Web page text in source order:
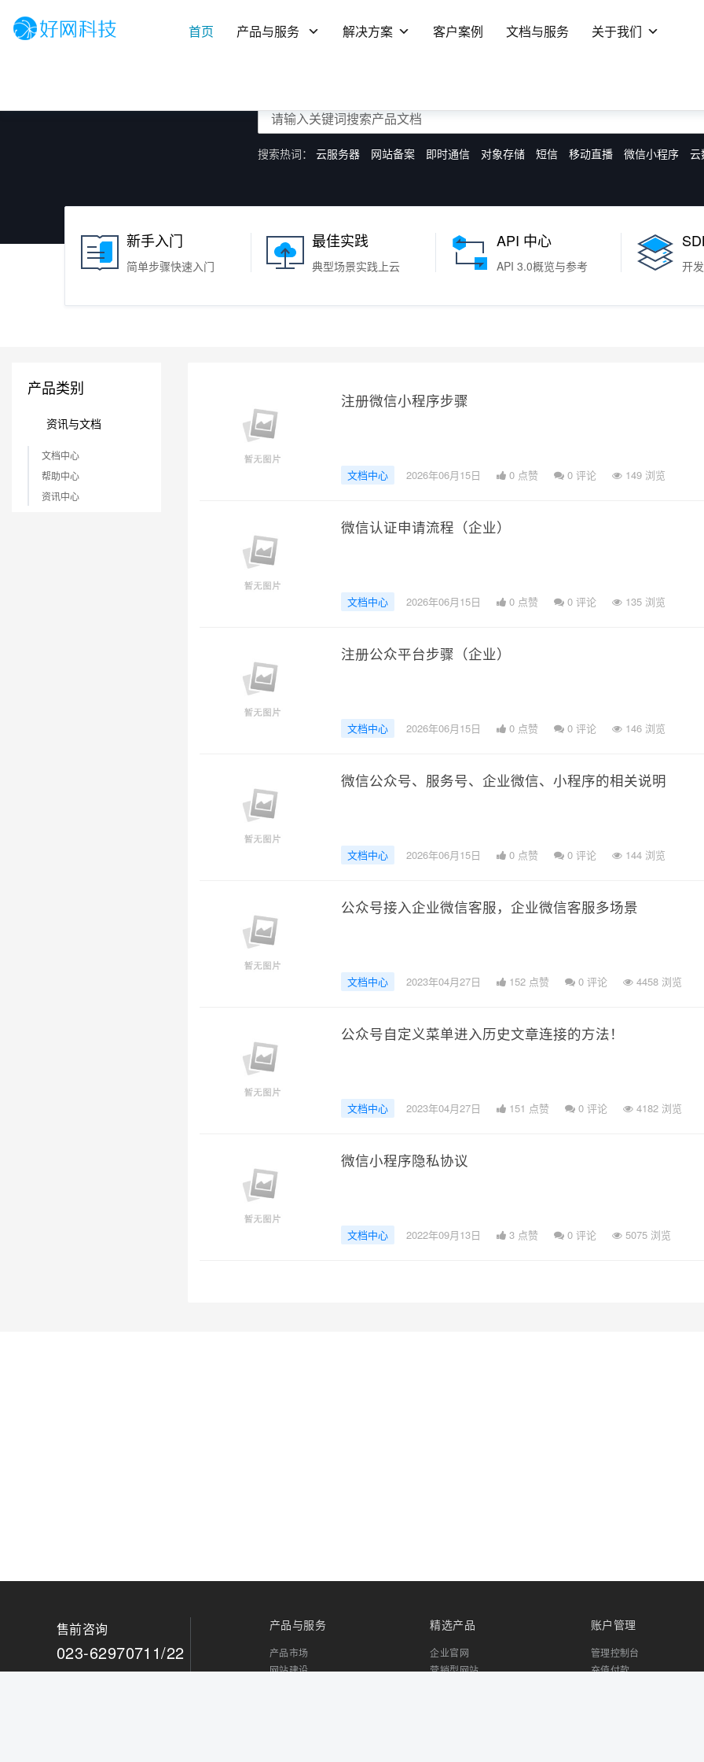
首页 产品与服务 解决方案 客户案例 文档与服务 关于我们
搜索热词： 云服务器 网站备案 即时通信 对象存储 短信 移动直播 微信小程序 云
新手入门
简单步骤快速入门
最佳实践
典型场景实践上云
API 中心
API 3.0概览与参考 开
产品类别
资讯与文档
文档中心
帮助中心
资讯中心
注册微信小程序步骤
文档中心 2026年06月15日 0 点赞 0 评论 149 浏览
微信认证申请流程（企业）
文档中心 2026年06月15日 0 点赞 0 评论 135 浏览
注册公众平台步骤（企业）
文档中心 2026年06月15日 0 点赞 0 评论 146 浏览
微信公众号、服务号、企业微信、小程序的相关说明
文档中心 2026年06月15日 0 点赞 0 评论 144 浏览
公众号接入企业微信客服，企业微信客服多场景
文档中心 2023年04月27日 152 点赞 0 评论 4458 浏览
公众号自定义菜单进入历史文章连接的方法！
文档中心 2023年04月27日 151 点赞 0 评论 4182 浏览
微信小程序隐私协议
文档中心 2022年09月13日 3 点赞 0 评论 5075 浏览
售前咨询
023-62970711/22
专业技术咨询
产品与服务
产品市场
网站建设
精选产品
企业官网
营销型网站
账户管理
管理控制台
充值付款